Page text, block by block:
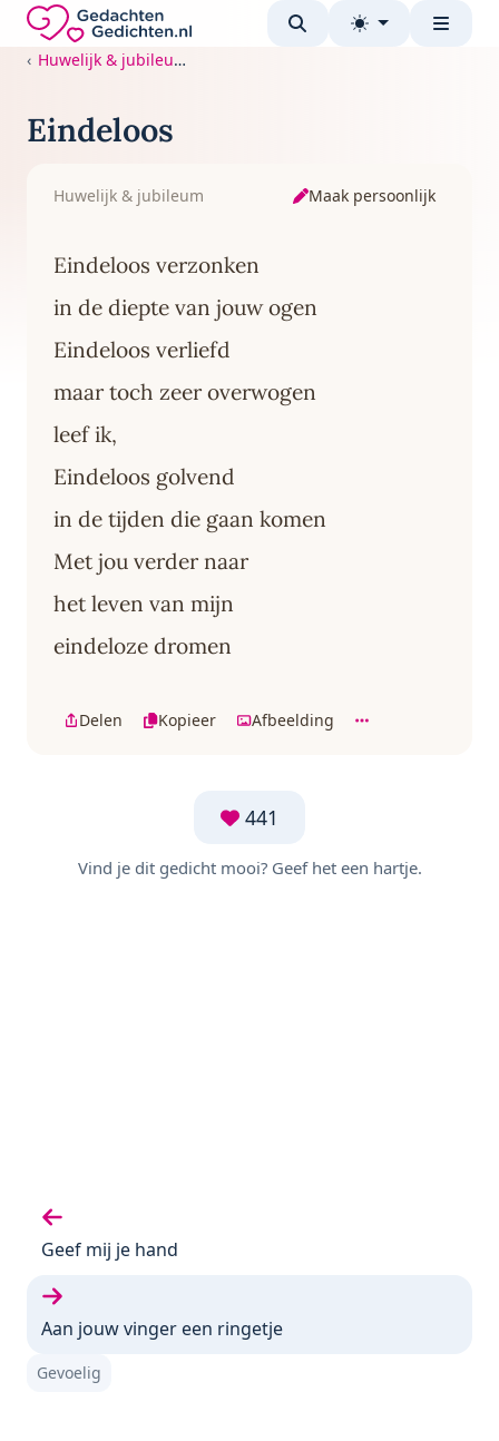
Direct naar de inhoud
Gedachten-Gedichten.nl — naar de homepage
Huwelijk & jubileum
Eindeloos
Huwelijk & jubileum Maak persoonlijk
Eindeloos verzonken
in de diepte van jouw ogen
Eindeloos verliefd
maar toch zeer overwogen
leef ik,
Eindeloos golvend
in de tijden die gaan komen
Met jou verder naar
het leven van mijn
eindeloze dromen
Delen Kopieer Afbeelding
441
Vind je dit gedicht mooi? Geef het een hartje.
Vorige gedicht:
Geef mij je hand
Volgende gedicht:
Aan jouw vinger een ringetje
Gevoelig